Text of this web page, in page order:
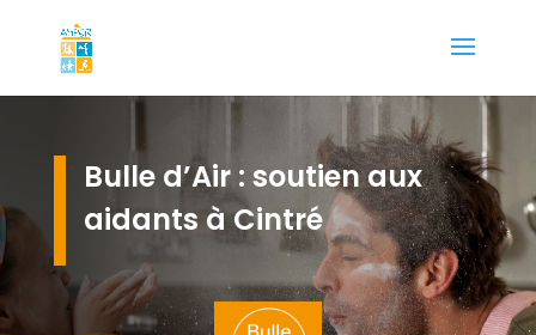
Bulle d’Air : soutien aux
aidants à Cintré